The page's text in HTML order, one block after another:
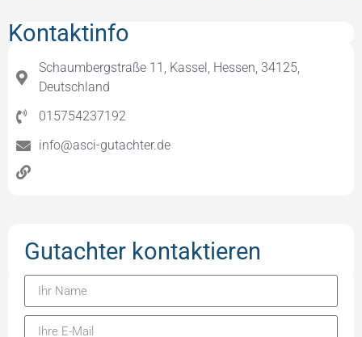
Kontaktinfo
Schaumbergstraße 11, Kassel, Hessen, 34125,
Deutschland
015754237192
info@asci-gutachter.de
Gutachter kontaktieren